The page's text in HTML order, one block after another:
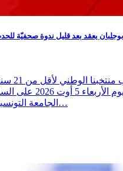
يعقد بعد قليل ندوة صحفيّة
يعقد
الجامعة التونسية لكرة القدم، للحديث…